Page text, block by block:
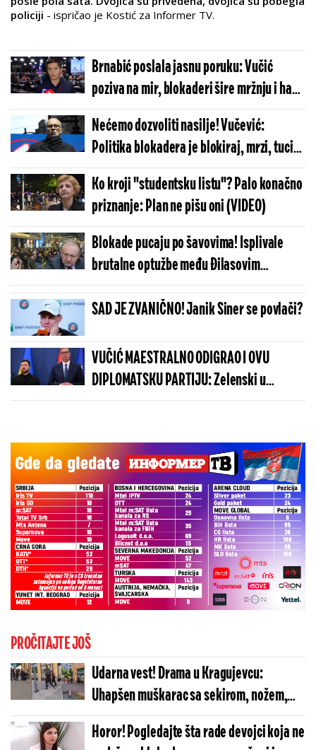
policiji - ispričao je Kostić za Informer TV.
Brnabić poslala jasnu poruku: Vučić
poziva na mir, blokaderi šire mržnju i haos
(VIDEO)
Nećemo dozvoliti nasilje! Vučević:
Politika blokadera je blokiraj, mrzi, tuci
(VIDEO)
Ko kroji "studentsku listu"? Palo konačno
priznanje: Plan ne pišu oni (VIDEO)
Blokade pucaju po šavovima! Isplivale
brutalne optužbe među Đilasovim
blokaderima
SAD JE ZVANIČNO! Janik Siner se povlači?
VUČIĆ MAESTRALNO ODIGRAO I OVU
DIPLOMATSKU PARTIJU: Zelenski u
Beogradu potvrdio - Kosovo je Srbija
PROČITAJTE JOŠ
Udarna vest! Drama u Kragujevcu:
Uhapšen muškarac sa sekirom, nožem,
pištoljem... - Krenuo ka aktivistiima SNS i
deci (FOTO/VIDEO)
Horor! Pogledajte šta rade devojci koja ne